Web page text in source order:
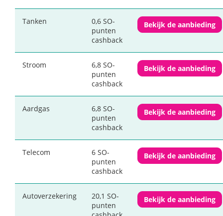
Tanken
0,6 SO-
punten
cashback
Bekijk de aanbieding
Stroom
6,8 SO-
punten
cashback
Bekijk de aanbieding
Aardgas
6,8 SO-
punten
cashback
Bekijk de aanbieding
Telecom
6 SO-
punten
cashback
Bekijk de aanbieding
Autoverzekering
20,1 SO-
punten
Bekijk de aanbieding